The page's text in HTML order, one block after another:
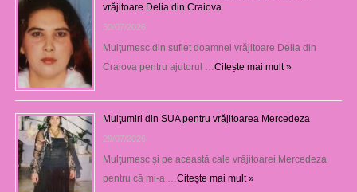
vrăjitoare Delia din Craiova
30/07/2026
Mulţumesc din suflet doamnei vrăjitoare Delia din
Craiova pentru ajutorul … Citește mai mult »
Mulţumiri din SUA pentru vrăjitoarea Mercedeza
29/07/2026
Mulţumesc şi pe această cale vrăjitoarei Mercedeza
pentru că mi-a … Citește mai mult »